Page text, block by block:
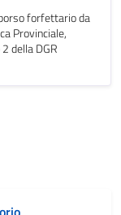
forfettario da
Provinciale,
della DGR